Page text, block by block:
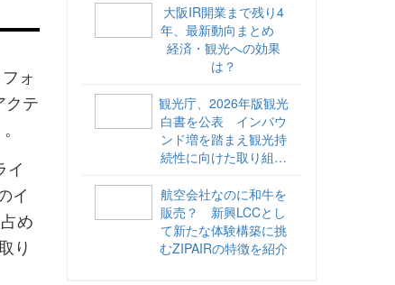
ォ
クテ
イ
イ
め
り
海外DMOのリアル
vol.6】
大阪IR開業まで残り4
年、最新動向まとめ
経済・観光への効果
は？
観光庁、2026年版観光
白書を公表 インバウ
ンド増を踏まえ観光持
続性に向けた取り組み
航空会社なのに和牛を
販売？ 新興LCCとし
て新たな体験構築に挑
むZIPAIRの特徴を紹介